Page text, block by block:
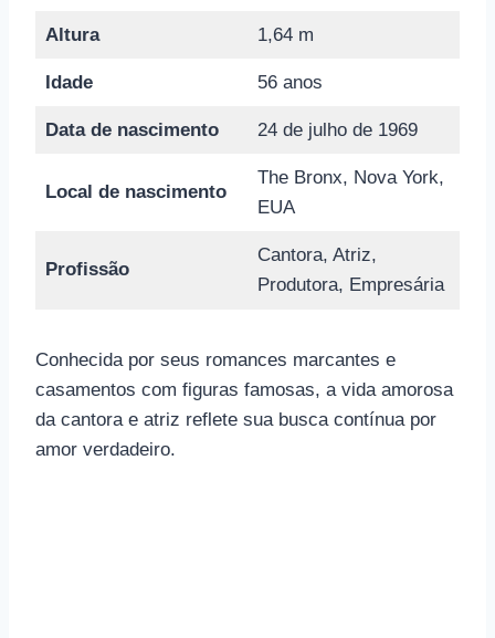
Altura 1,64 m
Idade 56 anos
Data de nascimento 24 de julho de 1969
Local de nascimento
The Bronx, Nova York,
EUA
Profissão
Cantora, Atriz,
Produtora, Empresária
Conhecida por seus romances marcantes e
casamentos com figuras famosas, a vida amorosa
da cantora e atriz reflete sua busca contínua por
amor verdadeiro.